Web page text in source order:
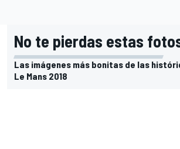
No te pierdas estas
Las imágenes más bonitas de las
Le Mans 2018